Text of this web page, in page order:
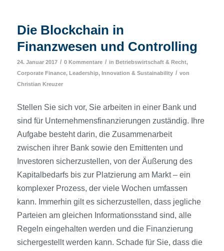
Die Blockchain in
Finanzwesen und Controlling
24. Januar 2017 / 0 Kommentare / in Betriebswirtschaft & Recht,
Corporate Finance, Leadership, Innovation & Sustainability / von
Christian Kreuzer
Stellen Sie sich vor, Sie arbeiten in einer Bank und
sind für Unternehmensfinanzierungen zuständig. Ihre
Aufgabe besteht darin, die Zusammenarbeit
zwischen ihrer Bank sowie den Emittenten und
Investoren sicherzustellen, von der Äußerung des
Kapitalbedarfs bis zur Platzierung am Markt – ein
komplexer Prozess, der viele Wochen umfassen
kann. Immerhin gilt es sicherzustellen, dass jegliche
Parteien am gleichen Informationsstand sind, alle
Regeln eingehalten werden und die Finanzierung
sichergestellt werden kann. Schade für Sie, dass die